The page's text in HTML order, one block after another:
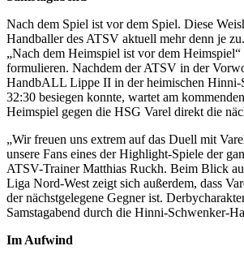
Nach dem Spiel ist vor dem Spiel. Diese
Handballer des ATSV aktuell mehr denn je
„Nach dem Heimspiel ist vor dem
formulieren. Nachdem der ATSV in der
HandbALL Lippe II in der heimischen Hinni-
32:30 besiegen konnte, wartet am
Heimspiel gegen die HSG Varel direkt die
„Wir freuen uns extrem auf das Duell mit
unsere Fans eines der Highlight-Spiele der
ATSV-Trainer Matthias Ruckh. Beim Blick
Liga Nord-West zeigt sich außerdem, dass
der nächstgelegene Gegner ist.
Samstagabend durch die Hinni-Schwenker-
Im Aufwind